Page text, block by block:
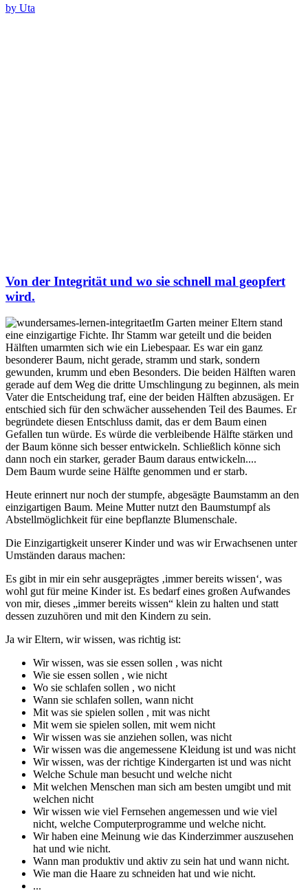
by Uta
Von der Integrität und wo sie schnell mal geopfert
wird.
Im Garten meiner Eltern stand
eine einzigartige Fichte. Ihr Stamm war geteilt und die beiden
Hälften umarmten sich wie ein Liebespaar. Es war ein ganz
besonderer Baum, nicht gerade, stramm und stark, sondern
gewunden, krumm und eben Besonders. Die beiden Hälften waren
gerade auf dem Weg die dritte Umschlingung zu beginnen, als mein
Vater die Entscheidung traf, eine der beiden Hälften abzusägen. Er
entschied sich für den schwächer aussehenden Teil des Baumes. Er
begründete diesen Entschluss damit, das er dem Baum einen
Gefallen tun würde. Es würde die verbleibende Hälfte stärken und
der Baum könne sich besser entwickeln. Schließlich könne sich
dann noch ein starker, gerader Baum daraus entwickeln....
Dem Baum wurde seine Hälfte genommen und er starb.
Heute erinnert nur noch der stumpfe, abgesägte Baumstamm an den
einzigartigen Baum. Meine Mutter nutzt den Baumstumpf als
Abstellmöglichkeit für eine bepflanzte Blumenschale.
Die Einzigartigkeit unserer Kinder und was wir Erwachsenen unter
Umständen daraus machen:
Es gibt in mir ein sehr ausgeprägtes ‚immer bereits wissen‘, was
wohl gut für meine Kinder ist. Es bedarf eines großen Aufwandes
von mir, dieses „immer bereits wissen“ klein zu halten und statt
dessen zuzuhören und mit den Kindern zu sein.
Ja wir Eltern, wir wissen, was richtig ist:
Wir wissen, was sie essen sollen , was nicht
Wie sie essen sollen , wie nicht
Wo sie schlafen sollen , wo nicht
Wann sie schlafen sollen, wann nicht
Mit was sie spielen sollen , mit was nicht
Mit wem sie spielen sollen, mit wem nicht
Wir wissen was sie anziehen sollen, was nicht
Wir wissen was die angemessene Kleidung ist und was nicht
Wir wissen, was der richtige Kindergarten ist und was nicht
Welche Schule man besucht und welche nicht
Mit welchen Menschen man sich am besten umgibt und mit
welchen nicht
Wir wissen wie viel Fernsehen angemessen und wie viel
nicht, welche Computerprogramme und welche nicht.
Wir haben eine Meinung wie das Kinderzimmer auszusehen
hat und wie nicht.
Wann man produktiv und aktiv zu sein hat und wann nicht.
Wie man die Haare zu schneiden hat und wie nicht.
...